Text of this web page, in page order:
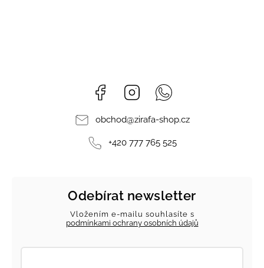
Facebook Instagram
obchod@zirafa-shop.cz
+420 777 765 525
Odebírat newsletter
Vložením e-mailu souhlasíte s
podmínkami ochrany osobních údajů